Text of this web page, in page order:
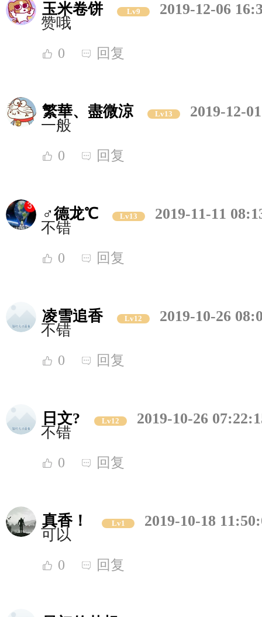
玉米卷饼 Lv9
2019-12-06
赞哦
0 回复
繁華、盡微涼 Lv13
2019-12-
一般
0 回复
♂德龙℃ Lv13
2019-11-11
不错
0 回复
凌雪追香 Lv12
2019-10-26
不错
0 回复
日文? Lv12
2019-10-26
不错
0 回复
真香！ Lv1
2019-10-18
可以
0 回复